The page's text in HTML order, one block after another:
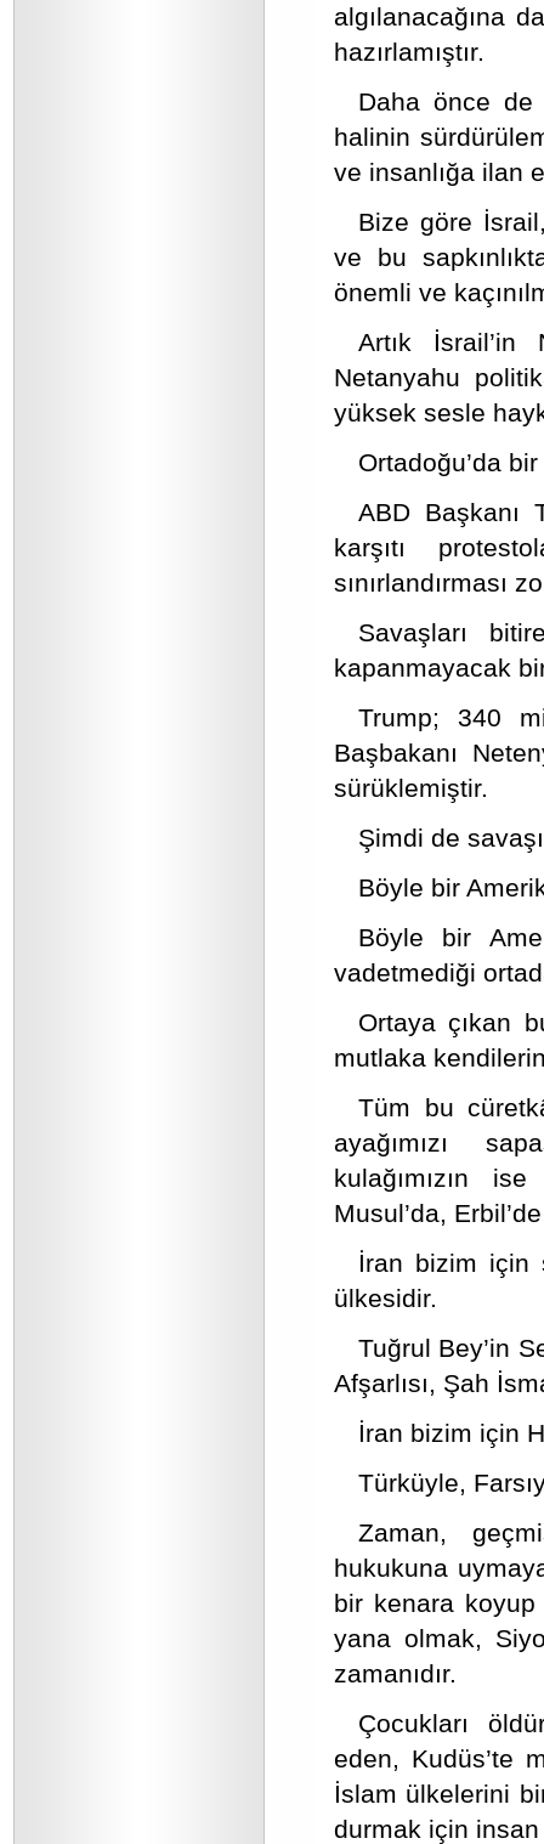
algılanacağına
hazırlamıştır.
Daha önce de
halinin
ve insanlığa ilan
Bize göre
ve bu
önemli ve
Artık İsrail’in
Netanyahu
yüksek sesle
Ortadoğu’da
ABD Başkanı
karşıtı
sınırlandırması
Savaşları
kapanmayacak
Trump; 340
Başbakanı
sürüklemiştir.
Şimdi de
Böyle bir
Böyle bir
vadetmediği
Ortaya çıkan
mutlaka
Tüm bu
ayağımızı
kulağımızın
Musul’da,
İran bizim için
ülkesidir.
Tuğrul Bey’in
Afşarlısı, Şah
İran bizim için
Türküyle,
Zaman,
hukukuna
bir kenara koyup
yana olmak,
zamanıdır.
Çocukları
eden, Kudüs’te
İslam ülkelerini
durmak için